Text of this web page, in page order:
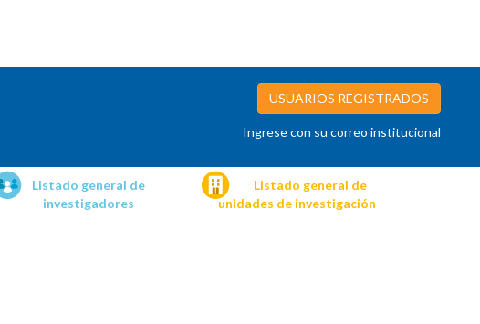
USUARIOS REGISTRADOS
Ingrese con su correo institucional
Listado general de
investigadores
Listado general de
unidades de investigación